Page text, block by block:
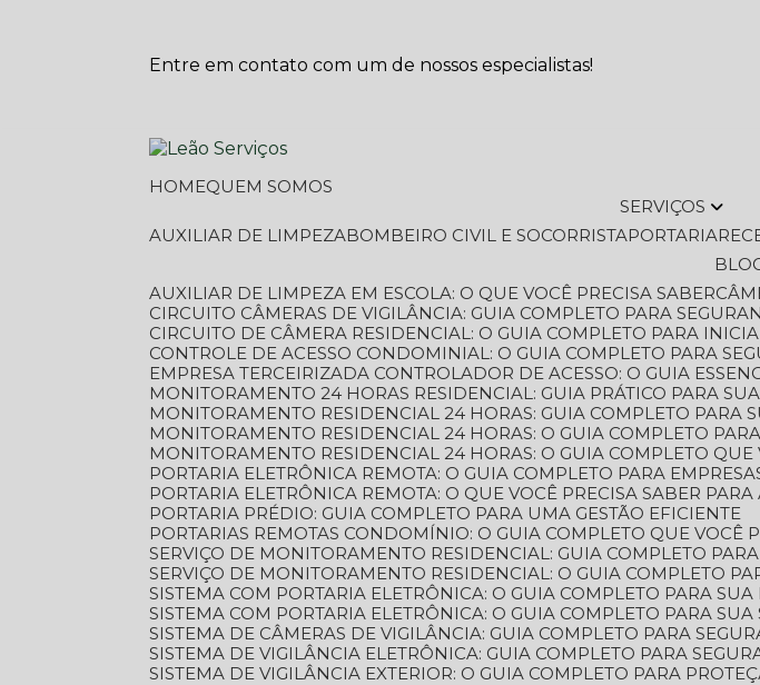
Entre em contato com um de nossos especialistas!
HOME
QUEM SOMOS
SERVIÇOS
AUXILIAR DE LIMPEZA
BOMBEIRO CIVIL E SOCORRISTA PORTARIA
AUXILIAR DE LIMPEZA EM ESCOLA: O QUE VOCÊ PRECISA SABER
CIRCUITO CÂMERAS DE VIGILÂNCIA: GUIA COMPLETO PARA
CIRCUITO DE CÂMERA RESIDENCIAL: O GUIA COMPLETO PARA
CONTROLE DE ACESSO CONDOMINIAL: O GUIA COMPLETO PARA
EMPRESA TERCEIRIZADA CONTROLADOR DE ACESSO: O GUIA
MONITORAMENTO 24 HORAS RESIDENCIAL: GUIA PRÁTICO PARA
MONITORAMENTO RESIDENCIAL 24 HORAS: GUIA COMPLETO PARA
MONITORAMENTO RESIDENCIAL 24 HORAS: O GUIA COMPLETO
MONITORAMENTO RESIDENCIAL 24 HORAS: O GUIA COMPLETO QUE
PORTARIA ELETRÔNICA REMOTA: O GUIA COMPLETO PARA
PORTARIA ELETRÔNICA REMOTA: O QUE VOCÊ PRECISA SABER
PORTARIA PRÉDIO: GUIA COMPLETO PARA UMA GESTÃO EFICIENTE
PORTARIAS REMOTAS CONDOMÍNIO: O GUIA COMPLETO QUE VOCÊ
SERVIÇO DE MONITORAMENTO RESIDENCIAL: GUIA COMPLETO
SERVIÇO DE MONITORAMENTO RESIDENCIAL: O GUIA COMPLETO
SISTEMA COM PORTARIA ELETRÔNICA: O GUIA COMPLETO PARA SUA
SISTEMA COM PORTARIA ELETRÔNICA: O GUIA COMPLETO PARA
SISTEMA DE CÂMERAS DE VIGILÂNCIA: GUIA COMPLETO PARA
SISTEMA DE VIGILÂNCIA ELETRÔNICA: GUIA COMPLETO PARA
SISTEMA DE VIGILÂNCIA EXTERIOR: O GUIA COMPLETO PARA